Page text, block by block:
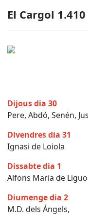
El Cargol 1.410
Dijous dia 30
Pere, Abdó, Senén,
Divendres dia 31
Ignasi de Loiola
Dissabte dia 1
Alfons Maria de
Diumenge dia 2
M.D. dels Ángels,